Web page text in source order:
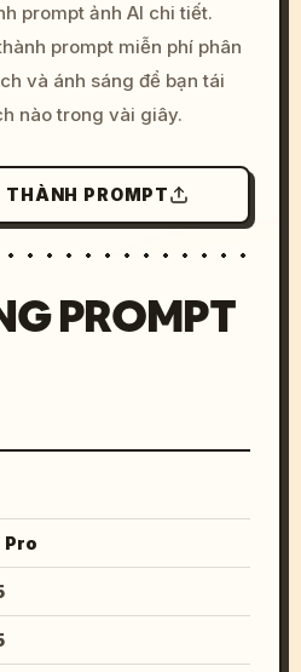
c, cyberpunk sunset, neon
colors, 8k --v 6.0
prompt ảnh AI chi tiết.
prompt miễn phí phân
và ánh sáng để bạn tái
nào trong vài giây.
THÀNH PROMPT
PROMPT
Pro